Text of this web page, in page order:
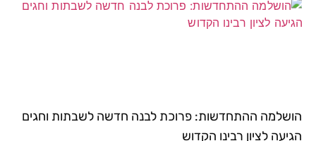
הושלמה ההתחדשות: פרוכת לבנה חדשה לשבתות וחגים
הגיעה לציון רבינו הקדוש